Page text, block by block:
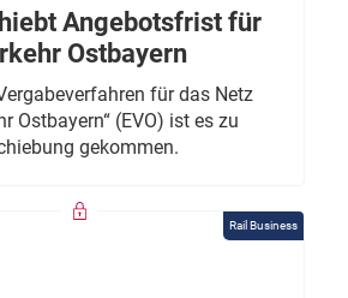
Angebotsfrist für
Ostbayern
für das Netz
Ostbayern“ (EVO) ist es zu
gekommen.
Rail Business